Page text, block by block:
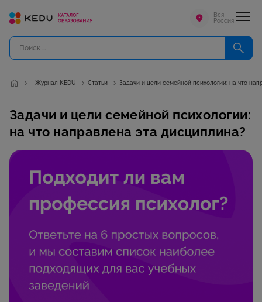
Вся
Россия
Журнал KEDU Статьи Задачи и цели семейной психологии: на что
Задачи и цели семейной психологии:
на что направлена эта дисциплина?